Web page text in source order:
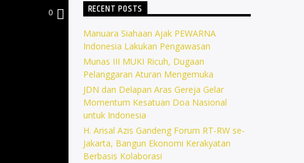
0 RECENT POSTS
Manuara Siahaan Ajak PEWARNA
Indonesia Lakukan Pengawasan
Munas III MUKI Ricuh, Dugaan
Pelanggaran Aturan Mengemuka
JDN dan Delapan Aras Gereja Gelar
Momentum Kesatuan Doa Nasional
untuk Indonesia
H. Arisal Azis Gandeng Forum RT-RW se-
Jakarta, Bangun Ekonomi Kerakyatan
Berbasis Kolaborasi